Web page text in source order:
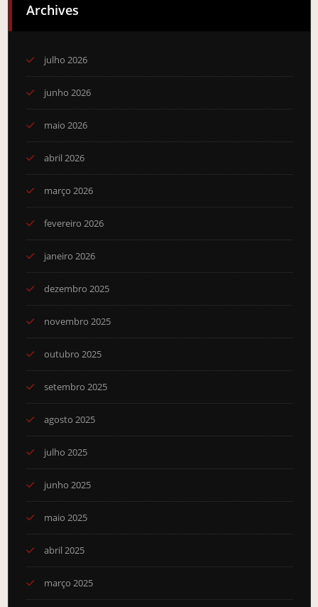
Archives
julho 2026
junho 2026
maio 2026
abril 2026
março 2026
fevereiro 2026
janeiro 2026
dezembro 2025
novembro 2025
outubro 2025
setembro 2025
agosto 2025
julho 2025
junho 2025
maio 2025
abril 2025
março 2025